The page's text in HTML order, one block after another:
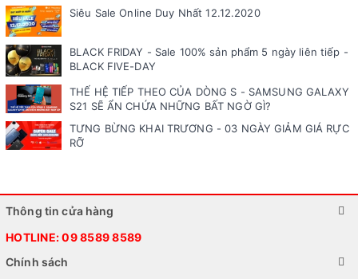
Siêu Sale Online Duy Nhất 12.12.2020
BLACK FRIDAY - Sale 100% sản phẩm 5 ngày liên tiếp -
BLACK FIVE-DAY
THẾ HỆ TIẾP THEO CỦA DÒNG S - SAMSUNG GALAXY
S21 SẼ ẨN CHỨA NHỮNG BẤT NGỜ GÌ?
TƯNG BỪNG KHAI TRƯƠNG - 03 NGÀY GIẢM GIÁ RỰC
RỠ
Thông tin cửa hàng
HOTLINE:09 8589 8589
Chính sách